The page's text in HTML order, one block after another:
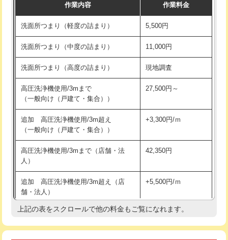
モルタル補修（厚さ10㎝まで） 27,500円
モルタル補修（厚さ10㎝超え） 38,500円
洗面台設置 38,500円
バスタブ設置 現場見積
追加人工 16,500円
廃棄・処分
※給水管工事は20mmまでの価格です。
持込商品取付（単水栓） 13,200円
持込商品取付（混合水栓） 16,500円
持込商品取付（浄水器・分岐水栓） 16,500円
給水管工事※（ホール加工) 16,500円
給水管工事※（バンド止め)
給水管工事※（支持金具設置) 5,500円
給水管工事※（保温材使用（バンド止
め込み）)
5,500円
給水管工事※（土の掘削・埋め戻し作
業)
11,000円
用/3ｍまで)
作業内容 作業料金
洗面所つまり（軽度の詰まり） 5,500円
洗面所つまり（中度の詰まり） 11,000円
洗面所つまり（高度の詰まり） 現地調査
高圧洗浄機使用/3mまで
（一般向け（戸建て・集合））
27,500円～
追加 高圧洗浄機使用/3m超え
（一般向け（戸建て・集合））
+3,300円/ｍ
高圧洗浄機使用/3mまで（店舗・法
人）
42,350円
追加 高圧洗浄機使用/3m超え（店
舗・法人）
+5,500円/ｍ
高度高圧洗浄換 現地調査
上記の表をスクロールで他の料金もご覧になれます。